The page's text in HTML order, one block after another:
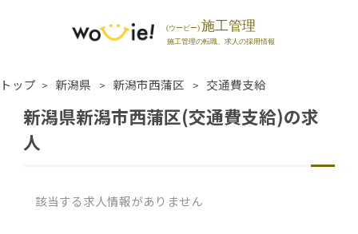
トップ 新潟県 新潟市西蒲区 交通費支給
新潟県新潟市西蒲区(交通費支給)の求
人
該当する求人情報がありません